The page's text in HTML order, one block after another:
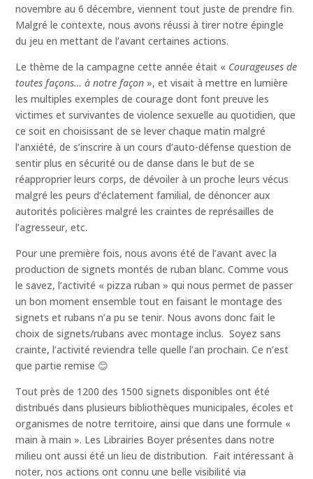
novembre au 6 décembre, viennent tout juste de prendre fin.
Malgré le contexte, nous avons réussi à tirer notre épingle
du jeu en mettant de l’avant certaines actions.
Le thème de la campagne cette année était « Courageuses de
toutes façons… à notre façon », et visait à mettre en lumière
les multiples exemples de courage dont font preuve les
victimes et survivantes de violence sexuelle au quotidien, que
ce soit en choisissant de se lever chaque matin malgré
l’anxiété, de s’inscrire à un cours d’auto-défense question de
sentir plus en sécurité ou de danse dans le but de se
réapproprier leurs corps, de dévoiler à un proche leurs vécus
malgré les peurs d’éclatement familial, de dénoncer aux
autorités policières malgré les craintes de représailles de
l’agresseur, etc.
Pour une première fois, nous avons été de l’avant avec la
production de signets montés de ruban blanc. Comme vous
le savez, l’activité « pizza ruban » qui nous permet de passer
un bon moment ensemble tout en faisant le montage des
signets et rubans n’a pu se tenir. Nous avons donc fait le
choix de signets/rubans avec montage inclus. Soyez sans
crainte, l’activité reviendra telle quelle l’an prochain. Ce n’est
que partie remise 😊
Tout près de 1200 des 1500 signets disponibles ont été
distribués dans plusieurs bibliothèques municipales, écoles et
organismes de notre territoire, ainsi que dans une formule «
main à main ». Les Librairies Boyer présentes dans notre
milieu ont aussi été un lieu de distribution. Fait intéressant à
noter, nos actions ont connu une belle visibilité via